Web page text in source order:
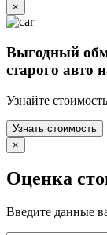
×
Выгодный
старого авто
Узнайте
Узнать стоимость
×
Оценка
Введите данные